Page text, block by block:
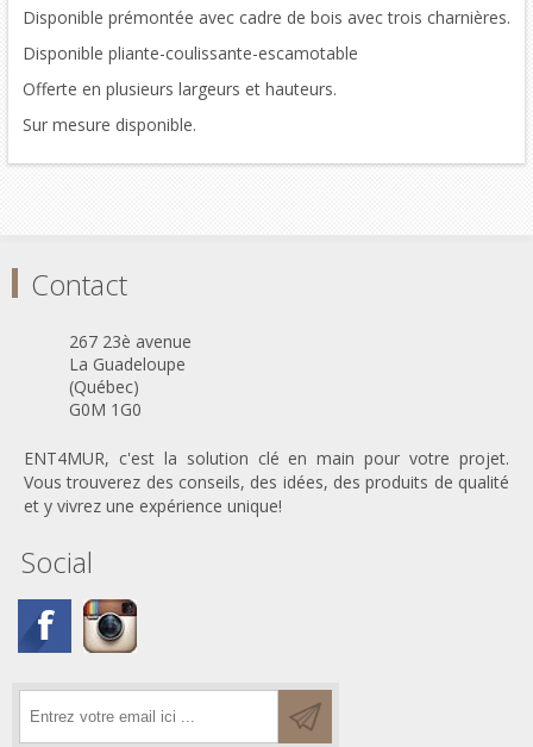
Disponible prémontée avec cadre de bois avec trois charnières.
Disponible pliante-coulissante-escamotable
Offerte en plusieurs largeurs et hauteurs.
Sur mesure disponible.
Contact
267 23è avenue
La Guadeloupe
(Québec)
G0M 1G0
ENT4MUR, c'est la solution clé en main pour votre projet.
Vous trouverez des conseils, des idées, des produits de qualité
et y vivrez une expérience unique!
Social